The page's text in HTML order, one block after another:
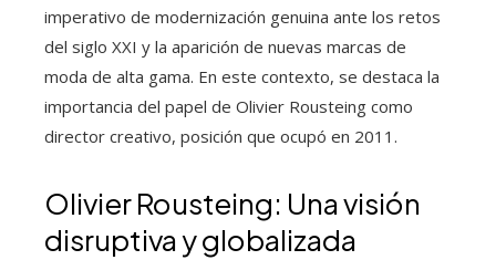
imperativo de modernización genuina ante los retos
del siglo XXI y la aparición de nuevas marcas de
moda de alta gama. En este contexto, se destaca la
importancia del papel de Olivier Rousteing como
director creativo, posición que ocupó en 2011.
Olivier Rousteing: Una visión
disruptiva y globalizada